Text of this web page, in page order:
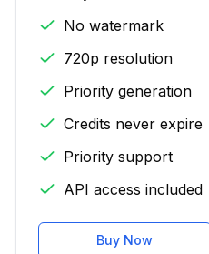
No watermark
720p resolution
Priority generation
Credits never expire
Priority support
API access included
Buy Now